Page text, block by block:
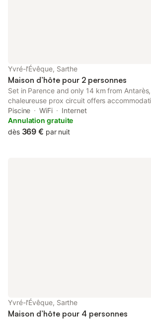
Yvré-l'Évêque, Sarthe
Maison d’hôte pour 2 personnes
Set in Parence and only 14 km from
chaleureuse prox circuit offers
views, free WiFi and free private parking.
Mansgolfier Golf Club and 7.
Piscine WiFi
Internet
Annulation gratuite
dès 369 € par nuit
Yvré-l'Évêque, Sarthe
Maison d’hôte pour 4 personnes